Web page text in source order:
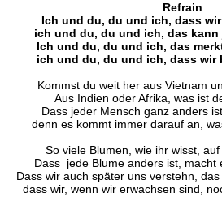
Refrain
Ich und du, du und ich, dass
ich und du, du und ich, das kann
Ich und du, du und ich, das
ich und du, du und ich, dass wir
Kommst du weit her aus Vietnam
Aus Indien oder Afrika, was ist
Dass jeder Mensch ganz anders
denn es kommt immer darauf an,
So viele Blumen, wie ihr wisst,
Dass jede Blume anders ist, macht
Dass wir auch später uns verstehn,
dass wir, wenn wir erwachsen sind,